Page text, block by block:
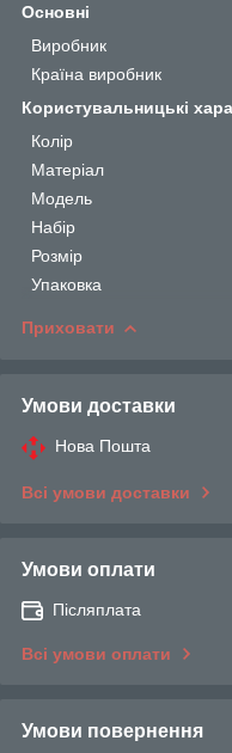
Основні
Виробник
Країна виробник
Користувальницькі
Колір
Матеріал
Мoдель
Набір
Розмір
Упаковка
Приховати
Умови доставки
Нова Пошта
Всі умови доставки
Умови оплати
Післяплата
Всі умови оплати
Умови повернення